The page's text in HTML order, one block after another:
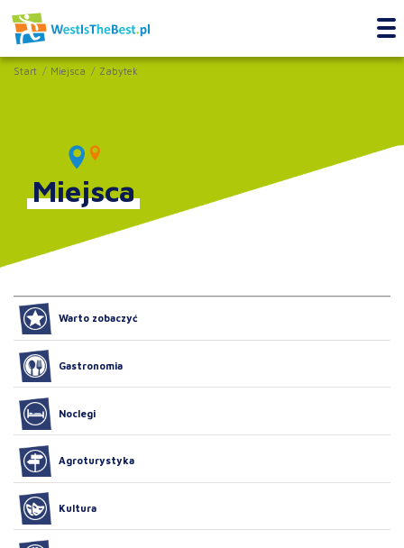
Start Miejsca Zabytek
Miejsca
Warto zobaczyć
Gastronomia
Noclegi
Agroturystyka
Kultura